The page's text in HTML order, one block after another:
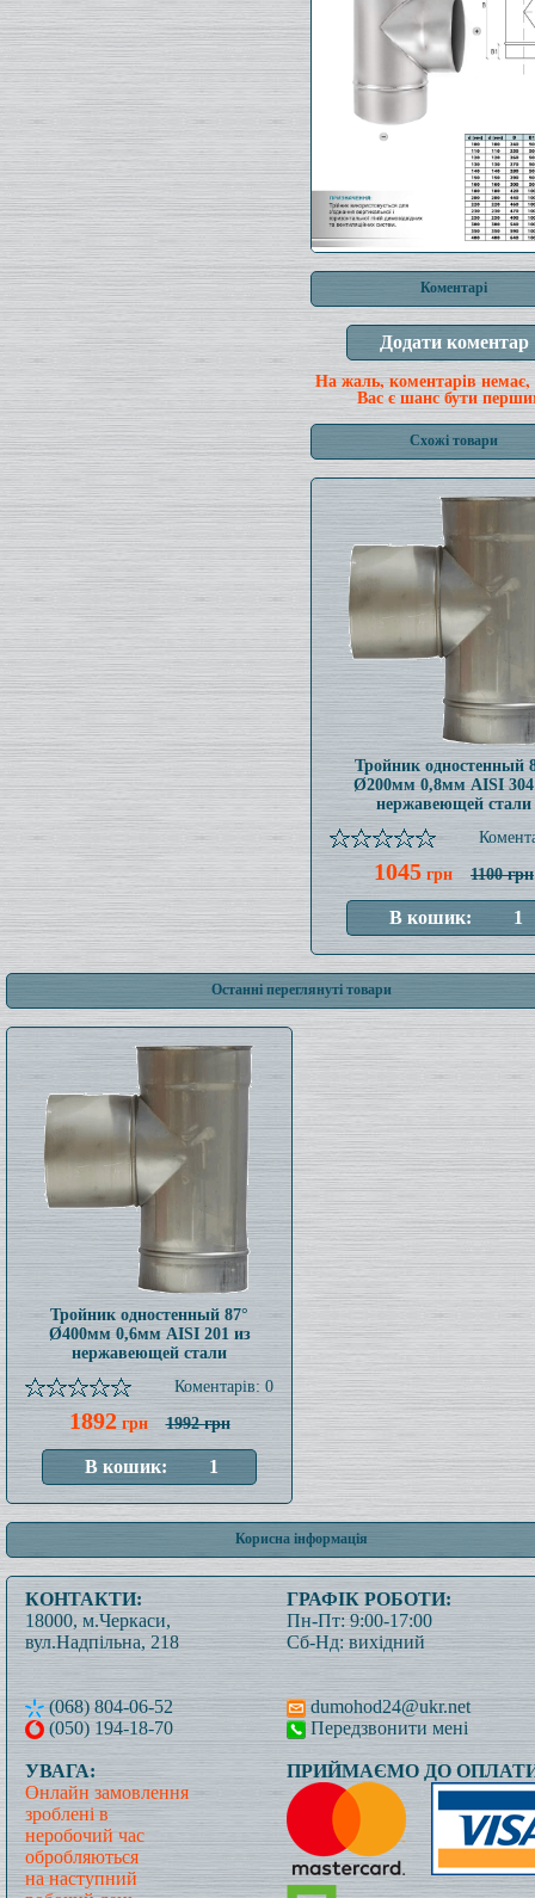
Коментарі
На жаль, коментарів немає,
Вас є шанс бути
Схожі товари
Тройник одностенный
Ø200мм 0,8мм AISI 304
нержавеющей стали
1045 грн 1100 грн
Останні переглянуті товари
Тройник одностенный 87°
Ø400мм 0,6мм AISI 201 из
нержавеющей стали
Коментарів: 0
1892грн 1992 грн
Корисна інформація
КОНТАКТИ:
18000, м.Черкаси,
вул.Надпільна, 218
(068) 804-06-52
(050) 194-18-70
ГРАФІК РОБОТИ:
Пн-Пт: 9:00-17:00
Сб-Нд: вихідний
dumohod24@ukr.net
Передзвонити мені
УВАГА:
Онлайн замовлення
зроблені в
неробочий час
обробляються
на наступний
ПРИЙМАЄМО ДО